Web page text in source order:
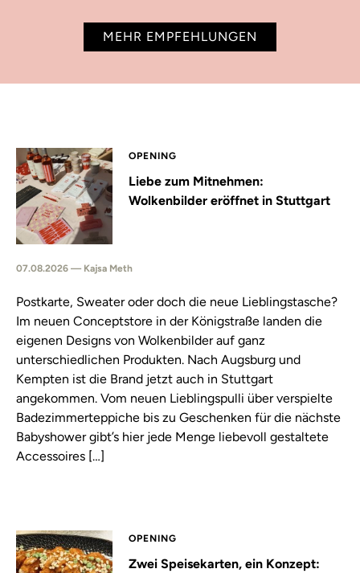
MEHR EMPFEHLUNGEN
OPENING
Liebe zum Mitnehmen:
Wolkenbilder eröffnet in Stuttgart
07.08.2026 — Kajsa Meth
Postkarte, Sweater oder doch die neue Lieblingstasche?
Im neuen Conceptstore in der Königstraße landen die
eigenen Designs von Wolkenbilder auf ganz
unterschiedlichen Produkten. Nach Augsburg und
Kempten ist die Brand jetzt auch in Stuttgart
angekommen. Vom neuen Lieblingspulli über verspielte
Badezimmerteppiche bis zu Geschenken für die nächste
Babyshower gibt’s hier jede Menge liebevoll gestaltete
Accessoires […]
OPENING
Zwei Speisekarten, ein Konzept: